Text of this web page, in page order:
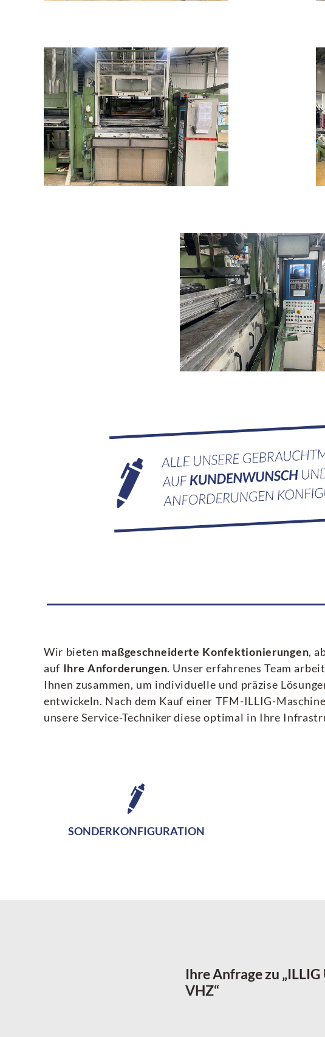
Wir bieten maßgeschneiderte Konfektionierungen,
auf Ihre Anforderungen. Unser erfahrenes Team
Ihnen zusammen, um individuelle und präzise
entwickeln. Nach dem Kauf einer TFM-ILLIG-
unsere Service-Techniker diese optimal in Ihre
SONDERKONFIGURATION
Ihre Anfrage zu
VHZ“